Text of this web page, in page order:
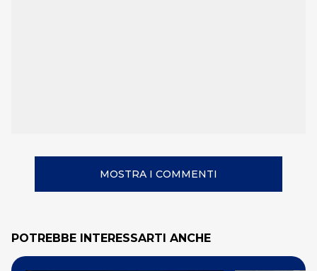
MOSTRA I COMMENTI
POTREBBE INTERESSARTI ANCHE